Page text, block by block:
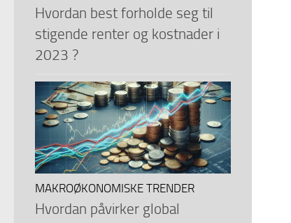
Hvordan best forholde seg til
stigende renter og kostnader i
2023 ?
MAKROØKONOMISKE TRENDER
Hvordan påvirker global